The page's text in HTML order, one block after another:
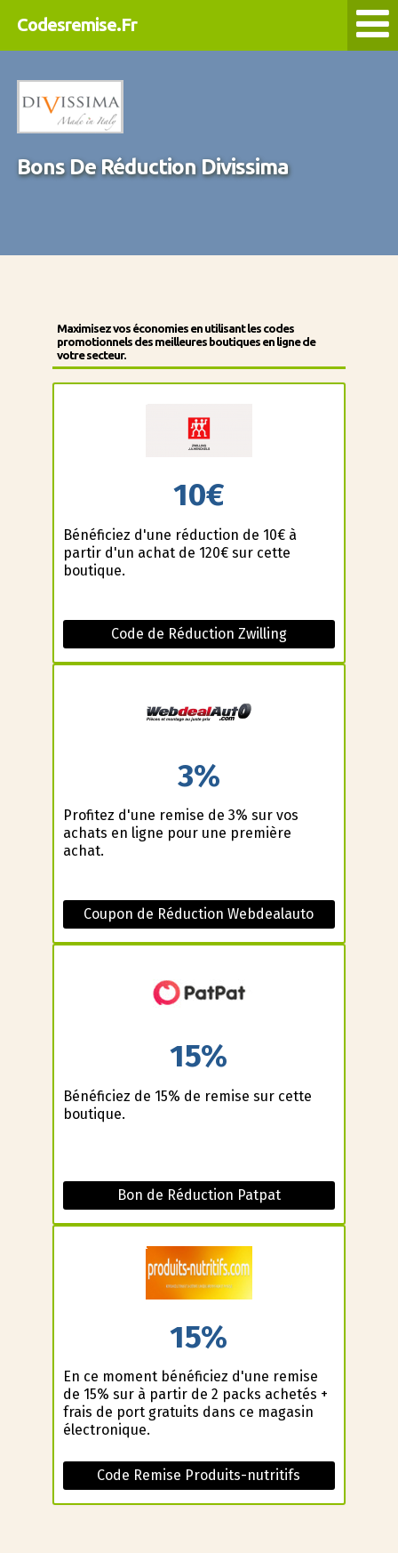
Codesremise.Fr
Bons De Réduction Divissima
Maximisez vos économies en utilisant les codes
promotionnels des meilleures boutiques en ligne de
votre secteur.
10€
Bénéficiez d'une réduction de 10€ à
partir d'un achat de 120€ sur cette
boutique.
Code de Réduction Zwilling
3%
Profitez d'une remise de 3% sur vos
achats en ligne pour une première
achat.
Coupon de Réduction Webdealauto
15%
Bénéficiez de 15% de remise sur cette
boutique.
Bon de Réduction Patpat
15%
En ce moment bénéficiez d'une remise
de 15% sur à partir de 2 packs achetés +
frais de port gratuits dans ce magasin
électronique.
Code Remise Produits-nutritifs